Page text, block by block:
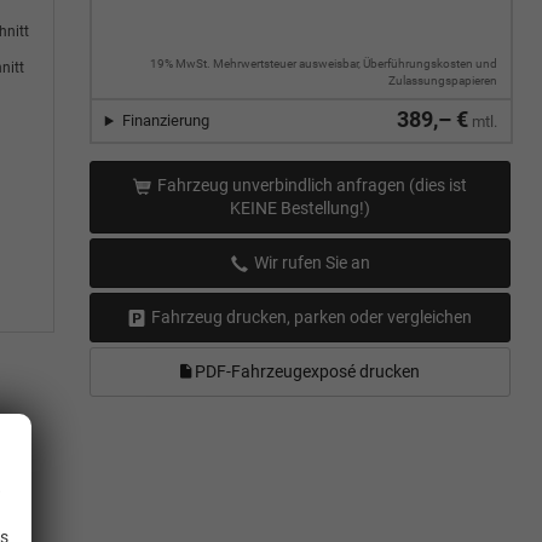
19% MwSt. Mehrwertsteuer ausweisbar, Überführungskosten und
Zulassungspapieren
389,– € mtl.
Finanzierung
Fahrzeug unverbindlich anfragen (dies ist
KEINE Bestellung!)
Wir rufen Sie an
Fahrzeug drucken, parken oder vergleichen
PDF-Fahrzeugexposé drucken